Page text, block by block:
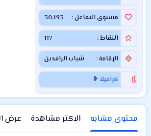
مستوى التفاعل 30,193
النقاط 117
الإقامة شباب الرافدين
كراميلا ❥
محتوى مشابه الاكثر مشاهدة
عرض